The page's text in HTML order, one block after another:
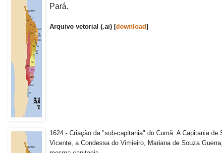
Pará.
Arquivo vetorial (.ai) [download]
1624 - Criação da "sub-capitania" do Cumã. A Capitania
Vicente, a Condessa do Vimieiro, Mariana de Souza